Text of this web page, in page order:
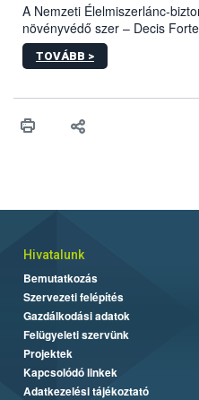
A Nemzeti Élelmiszerlánc-
növényvédő szer – Decis
engedélyokiratát módosította,
egészen a vesszőérettség
érésű szőlőkben is legyen
felhasználók számára is
TOVÁBB >
Hivatalunk
Bemutatkozás
Szervezeti felépítés
Gazdálkodási adatok
Felügyeleti szervünk
Projektek
Kapcsolódó linkek
Adatkezelési tájékoztató